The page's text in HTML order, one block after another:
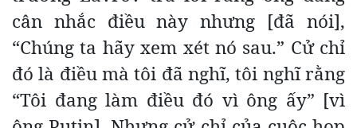
cân nhắc điều này nhưng [đã nói],
“Chúng ta hãy xem xét nó sau.” Cử chỉ
đó là điều mà tôi đã nghĩ, tôi nghĩ rằng
“Tôi đang làm điều đó vì ông ấy” [vì